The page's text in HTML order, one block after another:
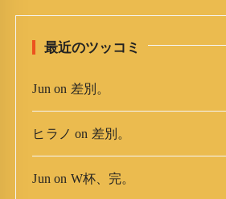
最近のツッコミ
Jun on 差別。
ヒラノ on 差別。
Jun on W杯、完。